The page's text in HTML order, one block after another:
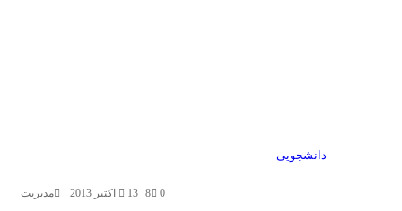
دانشجویی
مدیریت 13 اکتبر 2013 0
8